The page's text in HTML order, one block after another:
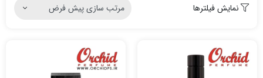
نمایش فیلترها